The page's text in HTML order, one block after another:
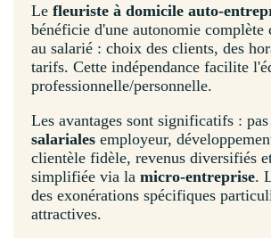
Le fleuriste à domicile auto-
bénéficie d'une autonomie complète
au salarié : choix des clients, des
tarifs. Cette indépendance facilite
professionnelle/personnelle.
Les avantages sont significatifs : pas
salariales employeur,
clientèle fidèle, revenus diversifiés
simplifiée via la micro-entreprise.
des exonérations spécifiques
attractives.